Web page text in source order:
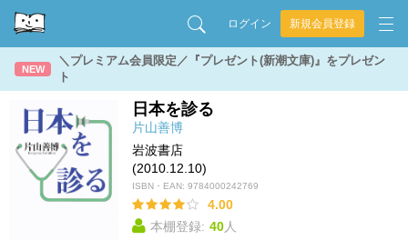
ログイン 新規会員登録
NEW
＼プレミアム会員限定／『プレゼント(新潮文庫)』をプレゼン
ト
日本を診る
片山善博
岩波書店
(2010.12.10)
ISBN・EAN: 9784000242769
4.00
本棚登録: 40人